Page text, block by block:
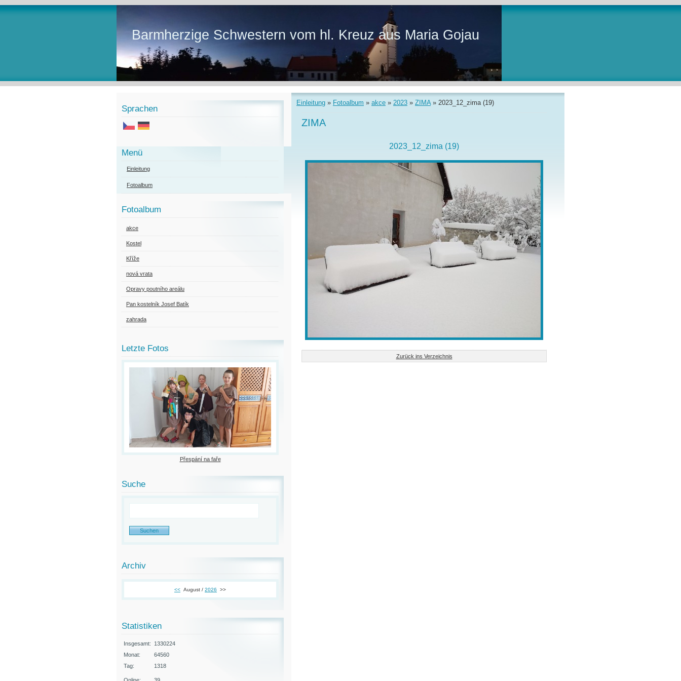
Barmherzige Schwestern vom hl. Kreuz aus Maria Gojau
Einleitung » Fotoalbum » akce » 2023 » ZIMA» 2023_12_zima (19)
ZIMA
2023_12_zima (19)
Zurück ins Verzeichnis
Sprachen
Menü
Einleitung
Fotoalbum
Fotoalbum
akce
Kostel
Kříže
nová vrata
Opravy poutního areálu
Pan kostelník Josef Batík
zahrada
Letzte Fotos
Přespání na faře
Suche
Archiv
<< August / 2026 >>
Statistiken
Insgesamt:
1330224
Monat:
64560
Tag:
1318